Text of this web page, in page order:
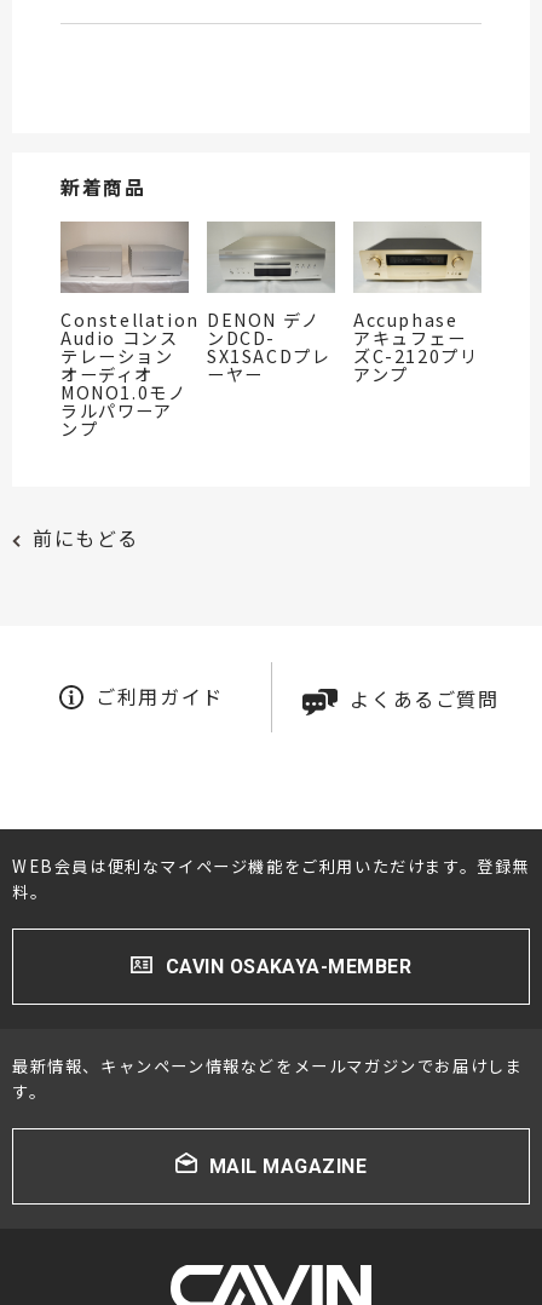
新着商品
Constellation
Audio コンス
テレーション
オーディオ
MONO1.0モノ
ラルパワーア
ンプ
DENON デノ
ンDCD-
SX1SACDプレ
ーヤー
Accuphase
アキュフェー
ズC-2120プリ
アンプ
前にもどる
ご利用ガイド よくあるご質問
WEB会員は便利なマイページ機能をご利用いただけます。登録無
料。
CAVIN OSAKAYA-MEMBER
最新情報、キャンペーン情報などをメールマガジンでお届けしま
す。
MAIL MAGAZINE